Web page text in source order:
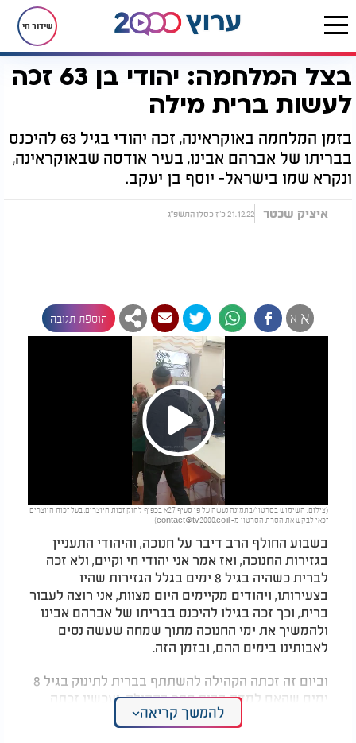
שידור חי
דף הבית חדשות בצל המלחמה: יהודי בן 63 זכה לעשות ברית מילה
בצל המלחמה: יהודי בן 63 זכה
לעשות ברית מילה
בזמן המלחמה באוקראינה, זכה יהודי בגיל 63 להיכנס
בבריתו של אברהם אבינו, בעיר אודסה שבאוקראינה,
ונקרא שמו בישראל- יוסף בן יעקב.
איציק שכטר 21.12.22 כ"ז כסלו התשפ"ג
א א הוספת תגובה
Play
Video
(צילום: השימוש בסרטון/בתמונה נעשה על פי סעיף 27א בכפוף לחוק זכות היוצרים. בעל זכות היוצרים
זכאי לבקש את הסרת הסרטון מ- contact@tv2000.co.il
)
בשבוע החולף הרב דיבר על חנוכה, והיהודי התעניין
בגזירות החנוכה, ואז אמר אני יהודי חי וקיים, ולא זכה
לברית כשהיה בגיל 8 ימים בגלל הגזירות שהיו
בצעירותו, ויהודים מקיימים היום מצוות, אני רוצה לעבור
ברית, וכך זכה בגילו להיכנס בבריתו של אברהם אבינו
ולהמשיך את ימי החנוכה מתוך שמחה שעשה נסים
לאבותינו בימים ההם, ובזמן הזה.
וביום זה זכתה הקהילה להשתתף בברית לתינוק בגיל 8
ימים שהאם למדה בבית ספר בקהילה, ועכשיו זכתה
לבן והמרא דאתרא הרב וולף היה סנדק, ויקרא שמו
בישראל - שניאור.
להמשך קריאה